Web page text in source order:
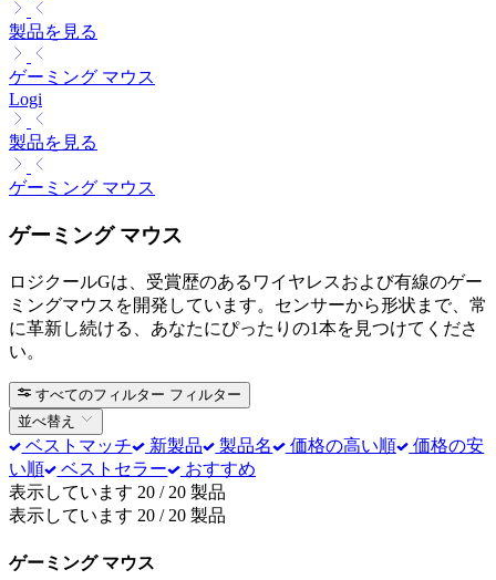
製品を見る
ゲーミング マウス
Logi
製品を見る
ゲーミング マウス
ゲーミング マウス
ロジクールGは、受賞歴のあるワイヤレスおよび有線のゲー
ミングマウスを開発しています。センサーから形状まで、常
に革新し続ける、あなたにぴったりの1本を見つけてくださ
い。
すべてのフィルター フィルター
並べ替え
ベストマッチ 新製品 製品名 価格の高い順
価格の安
い順
ベストセラー
おすすめ
表示しています 20 / 20 製品
表示しています 20 / 20 製品
ゲーミング マウス